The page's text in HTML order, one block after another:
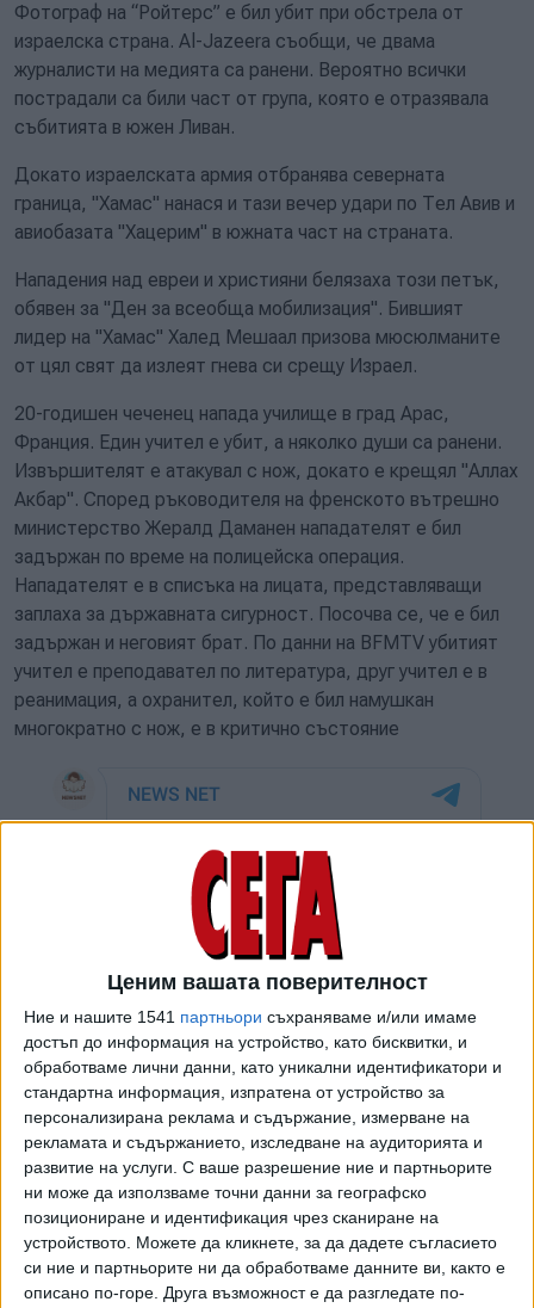
Ценим вашата поверителност
Ние и нашите 1541 партньори съхраняваме и/или имаме
достъп до информация на устройство, като бисквитки, и
обработваме лични данни, като уникални идентификатори и
стандартна информация, изпратена от устройство за
персонализирана реклама и съдържание, измерване на
рекламата и съдържанието, изследване на аудиторията и
развитие на услуги. С ваше разрешение ние и партньорите
ни може да използваме точни данни за географско
позициониране и идентификация чрез сканиране на
устройството. Можете да кликнете, за да дадете съгласието
си ние и партньорите ни да обработваме данните ви, както е
описано по-горе. Друга възможност е да разгледате по-
Фотограф на “Ройтерс” е бил убит при обстрела от
израелска страна. Al-Jazeera съобщи, че двама
журналисти на медията са ранени. Вероятно всички
пострадали са били част от група, която е отразявала
събитията в южен Ливан.
Докато израелската армия отбранява северната
граница, "Хамас" нанася и тази вечер удари по Тел Авив и
авиобазата "Хацерим" в южната част на страната.
Нападения над евреи и християни белязаха този петък,
обявен за "Ден за всеобща мобилизация". Бившият
лидер на "Хамас" Халед Мешаал призова мюсюлманите
от цял свят да излеят гнева си срещу Израел.
20-годишен чеченец напада училище в град Арас,
Франция. Един учител е убит, а няколко души са ранени.
Извършителят е атакувал с нож, докато е крещял "Аллах
Акбар". Според ръководителя на френското вътрешно
министерство Жералд Даманен нападателят е бил
задържан по време на полицейска операция.
Нападателят е в списъка на лицата, представляващи
заплаха за държавната сигурност. Посочва се, че е бил
задържан и неговият брат. По данни на BFMTV убитият
учител е преподавател по литература, друг учител е в
реанимация, а охранител, който е бил намушкан
многократно с нож, е в критично състояние